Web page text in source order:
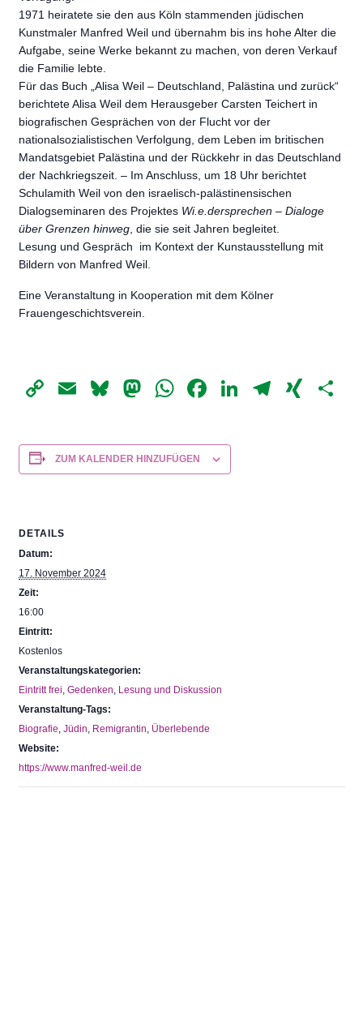
1971 heiratete sie den aus Köln stammenden jüdischen
Kunstmaler Manfred Weil und übernahm bis ins hohe Alter die
Aufgabe, seine Werke bekannt zu machen, von deren Verkauf
die Familie lebte.
Für das Buch „Alisa Weil – Deutschland, Palästina und zurück“
berichtete Alisa Weil dem Herausgeber Carsten Teichert in
biografischen Gesprächen von der Flucht vor der
nationalsozialistischen Verfolgung, dem Leben im britischen
Mandatsgebiet Palästina und der Rückkehr in das Deutschland
der Nachkriegszeit. – Im Anschluss, um 18 Uhr berichtet
Schulamith Weil von den israelisch-palästinensischen
Dialogseminaren des Projektes Wi.e.dersprechen – Dialoge
über Grenzen hinweg, die sie seit Jahren begleitet.
Lesung und Gespräch im Kontext der Kunstausstellung mit
Bildern von Manfred Weil.
Eine Veranstaltung in Kooperation mit dem Kölner
Frauengeschichtsverein.
CopyEmailBluesky
Mastodon
WhatsApp
Facebook
LinkedIn
ZUM KALENDER HINZUFÜGEN
DETAILS
Datum:
17. November 2024
Zeit:
16:00
Eintritt:
Kostenlos
Veranstaltungskategorien:
Eintritt frei, Gedenken, Lesung und Diskussion
Veranstaltung-Tags:
Biografie, Jüdin, Remigrantin, Überlebende
Website:
https://www.manfred-weil.de